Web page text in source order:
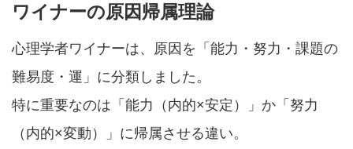
ワイナーの原因帰属理論
心理学者ワイナーは、原因を「能力・努力・課題の
難易度・運」に分類しました。
特に重要なのは「能力（内的×安定）」か「努力
（内的×変動）」に帰属させる違い。